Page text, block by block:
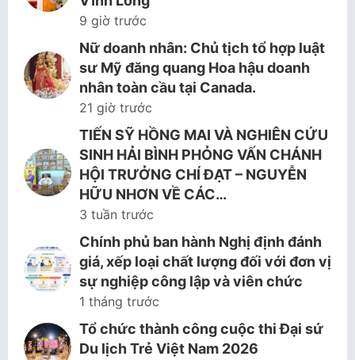
9 giờ trước
Nữ doanh nhân: Chủ tịch tổ hợp luật
sư Mỹ đăng quang Hoa hậu doanh
nhân toàn cầu tại Canada.
21 giờ trước
TIẾN SỸ HỒNG MAI VÀ NGHIÊN CỨU
SINH HẢI BÌNH PHỎNG VẤN CHÁNH
HỘI TRƯỞNG CHÍ ĐẠT – NGUYỄN
HỮU NHƠN VỀ CÁC…
3 tuần trước
Chính phủ ban hành Nghị định đánh
giá, xếp loại chất lượng đối với đơn vị
sự nghiệp công lập và viên chức
1 tháng trước
Tổ chức thành công cuộc thi Đại sứ
Du lịch Trẻ Việt Nam 2026